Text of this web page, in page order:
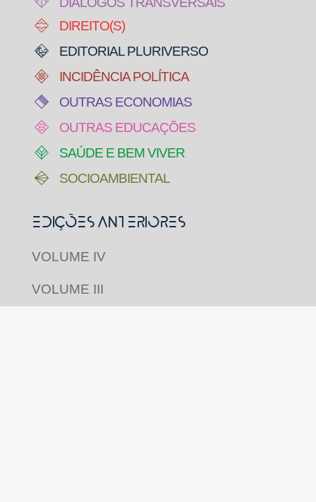
DIREITO(S)
EDITORIAL PLURIVERSO
INCIDÊNCIA POLÍTICA
OUTRAS ECONOMIAS
OUTRAS EDUCAÇÕES
SAÚDE E BEM VIVER
SOCIOAMBIENTAL
Edições Anteriores
VOLUME IV
VOLUME III